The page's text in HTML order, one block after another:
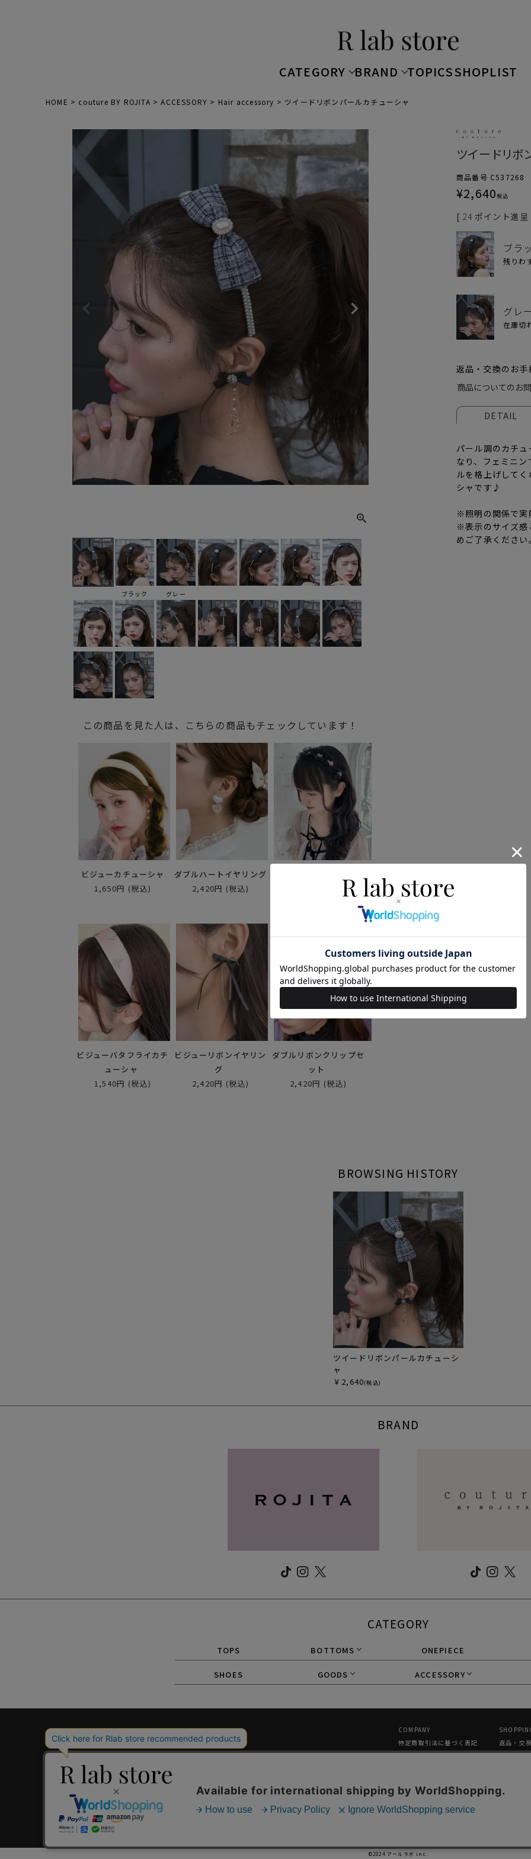
CATEGORY BRAND TOPICSSHOPLIST
HOME couture BY ROJITA ACCESSORY Hair accessory ツイードリボンパールカチューシャ
ブラッ
ブラック グレー
この商品を見た人は、こちらの商品もチェックしています！
ビジューカチューシャ
1,650円 (税込)
ダブルハートイヤリング
2,420円 (税込)
ビジューバタフライカチ
ューシャ
1,540円 (税込)
ビジューリボンイヤリン
グ
2,420円 (税込)
ダブルリボンクリップセ
ット
2,420円 (税込)
ツイードリボ
商品番号 C537268
¥2,640税込
[ 24 ポイント進
ブラ
残りわ
グレ
在庫切
返品・交換のお
商品についてのお
DETAIL
パール調のカチ
なり、フェミニ
ルを格上げして
シャです♪
※照明の関係で実
※表示のサイズ感
めご了承ください
BROWSING HISTORY
ツイードリボンパールカチューシ
ャ
￥2,640(税込)
BRAND
CATEGORY
TOPS BOTTOMS ONEPIECE
SHOES GOODS ACCESSORY
COMPANY
特定商取引法に基づく表記
返品・交
プライバシーポリシー
メルマガ
©2024 アールラボ inc.